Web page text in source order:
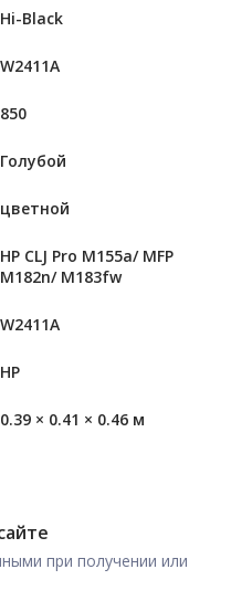
Hi-Black
W2411A
850
Голубой
цветной
HP CLJ Pro M155a/ MFP
M182n/ M183fw
W2411A
HP
0.39 × 0.41 × 0.46 м
при получении или